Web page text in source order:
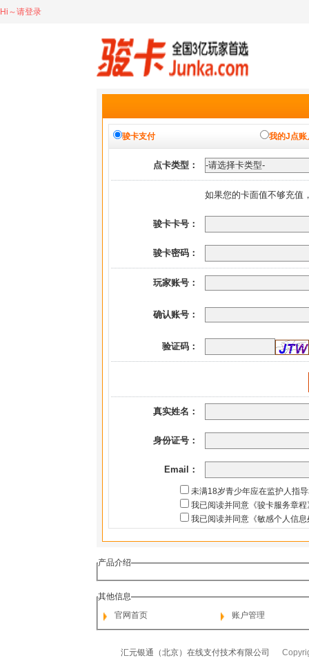
Hi～请登录
骏卡支付 我的J点账
点卡类型：
如果您的卡面值不够充值
骏卡卡号：
骏卡密码：
玩家账号：
确认账号：
验证码：
真实姓名：
身份证号：
Email：
未满18岁青少年应在监护人指
我已阅读并同意《骏卡服务章程
我已阅读并同意《敏感个人信
产品介绍
其他信息
官网首页
账户管理
汇元银通（北京）在线支付技术有限公司